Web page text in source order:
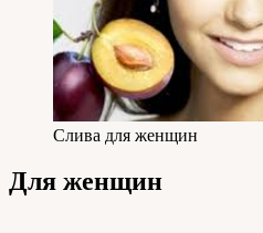
Слива для женщин
Для женщин